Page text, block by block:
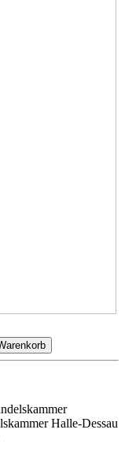
Halle-Dessau